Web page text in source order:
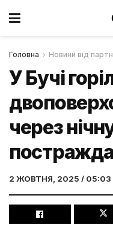
Головна Новини від
У Бучі
через
2 ЖОВТНЯ, 2025 / 05:03